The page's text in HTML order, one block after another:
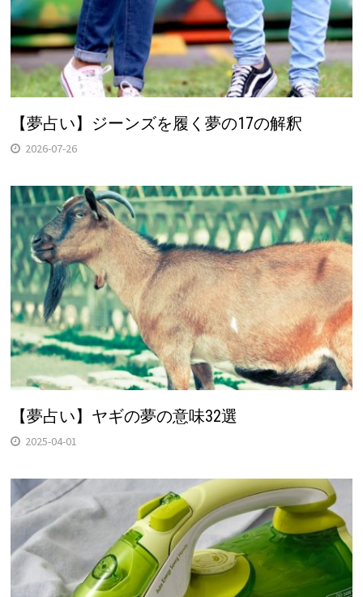
【夢占い】ジーンズを履く夢の17の解釈
2026-07-26
【夢占い】ヤギの夢の意味32選
2025-04-01